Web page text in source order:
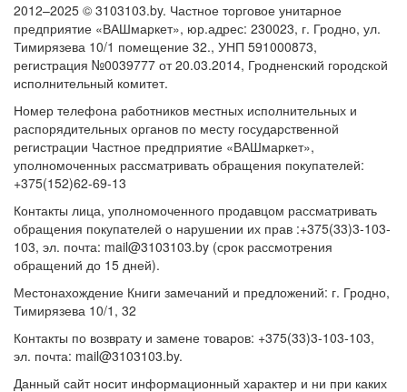
2012–2025 © 3103103.by. Частное торговое унитарное
предприятие «ВАШмаркет», юр.адрес: 230023, г. Гродно, ул.
Тимирязева 10/1 помещение 32., УНП 591000873,
регистрация №0039777 от 20.03.2014, Гродненский городской
исполнительный комитет.
Номер телефона работников местных исполнительных и
распорядительных органов по месту государственной
регистрации Частное предприятие «ВАШмаркет»,
уполномоченных рассматривать обращения покупателей:
+375(152)62-69-13
Контакты лица, уполномоченного продавцом рассматривать
обращения покупателей о нарушении их прав :+375(33)3-103-
103, эл. почта: mail@3103103.by (срок рассмотрения
обращений до 15 дней).
Местонахождение Книги замечаний и предложений: г. Гродно,
Тимирязева 10/1, 32
Контакты по возврату и замене товаров: +375(33)3-103-103,
эл. почта: mail@3103103.by.
Данный сайт носит информационный характер и ни при каких